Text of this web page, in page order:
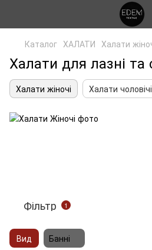
Каталог ХАЛАТИ Халати
Халати для лазні та
Халати жіночі Халати чоловічі
Фільтр 1
Вид Банні